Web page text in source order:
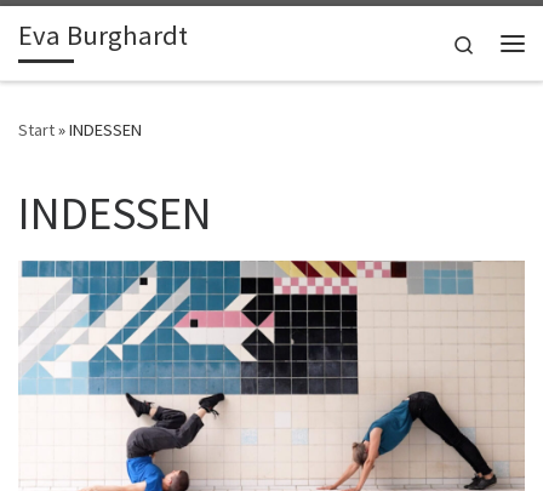
Zum Inhalt springen
Eva Burghardt
Search
Start»INDESSEN
INDESSEN